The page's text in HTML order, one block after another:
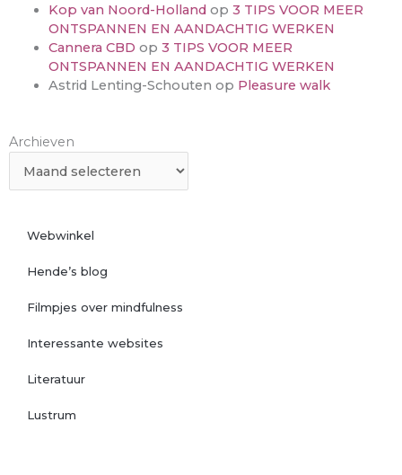
Kop van Noord-Hollandop 3 TIPS VOOR MEER
ONTSPANNEN EN AANDACHTIG WERKEN
Cannera CBD op 3 TIPS VOOR MEER
ONTSPANNEN EN AANDACHTIG WERKEN
Astrid Lenting-Schouten op Pleasure walk
Archieven
Archieven
Webwinkel
Hende’s blog
Filmpjes over mindfulness
Interessante websites
Literatuur
Lustrum